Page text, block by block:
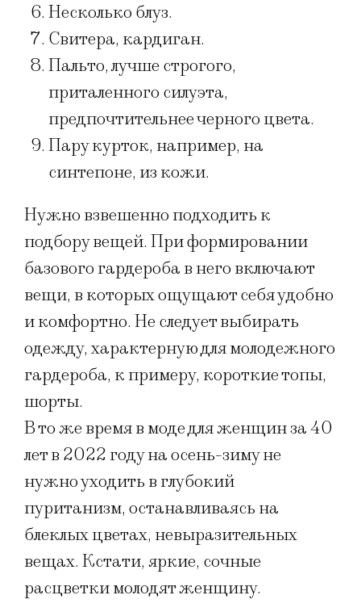
Несколько блуз.
Свитера, кардиган.
Пальто, лучше строгого,
приталенного силуэта,
предпочтительнее черного цвета.
Пару курток, например, на
синтепоне, из кожи.
Нужно взвешенно подходить к
подбору вещей. При формировании
базового гардероба в него включают
вещи, в которых ощущают себя удобно
и комфортно. Не следует выбирать
одежду, характерную для молодежного
гардероба, к примеру, короткие топы,
шорты.
В то же время в моде для женщин за 40
лет в 2022 году на осень-зиму не
нужно уходить в глубокий
пуританизм, останавливаясь на
блеклых цветах, невыразительных
вещах. Кстати, яркие, сочные
расцветки молодят женщину.